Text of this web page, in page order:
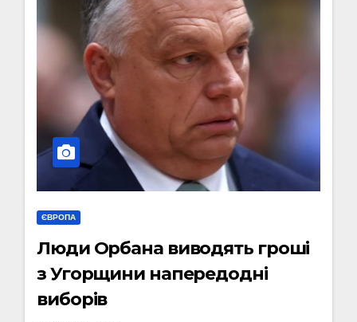
ЄВРОПА
Люди Орбана виводять гроші
з Угорщини напередодні
виборів